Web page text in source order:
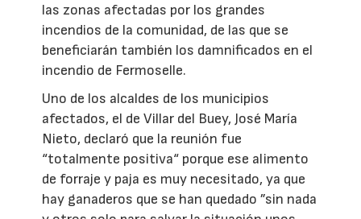
las zonas afectadas por los grandes
incendios de la comunidad, de las que se
beneficiarán también los damnificados en el
incendio de Fermoselle.
Uno de los alcaldes de los municipios
afectados, el de Villar del Buey, José María
Nieto, declaró que la reunión fue
“totalmente positiva“ porque ese alimento
de forraje y paja es muy necesitado, ya que
hay ganaderos que se han quedado ”sin nada